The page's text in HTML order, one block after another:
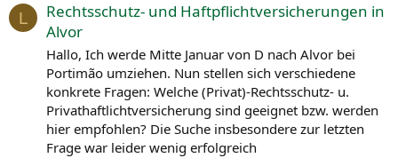
L
Rechtsschutz- und Haftpflichtversicherungen in
Alvor
Hallo, Ich werde Mitte Januar von D nach Alvor bei
Portimão umziehen. Nun stellen sich verschiedene
konkrete Fragen: Welche (Privat)-Rechtsschutz- u.
Privathaftlichtversicherung sind geeignet bzw. werden
hier empfohlen? Die Suche insbesondere zur letzten
Frage war leider wenig erfolgreich